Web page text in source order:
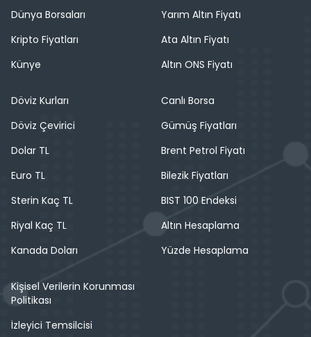
Dünya Borsaları
Kripto Fiyatları
Künye
Yarım Altın Fiyatı
Ata Altın Fiyatı
Altın ONS Fiyatı
Döviz Kurları
Döviz Çevirici
Dolar TL
Euro TL
Sterin Kaç TL
Riyal Kaç TL
Kanada Doları
Canlı Borsa
Gümüş Fiyatları
Brent Petrol Fiyatı
Bilezik Fiyatları
BIST 100 Endeksi
Altın Hesaplama
Yüzde Hesaplama
Kişisel Verilerin Korunması
Politikası
İzleyici Temsilcisi